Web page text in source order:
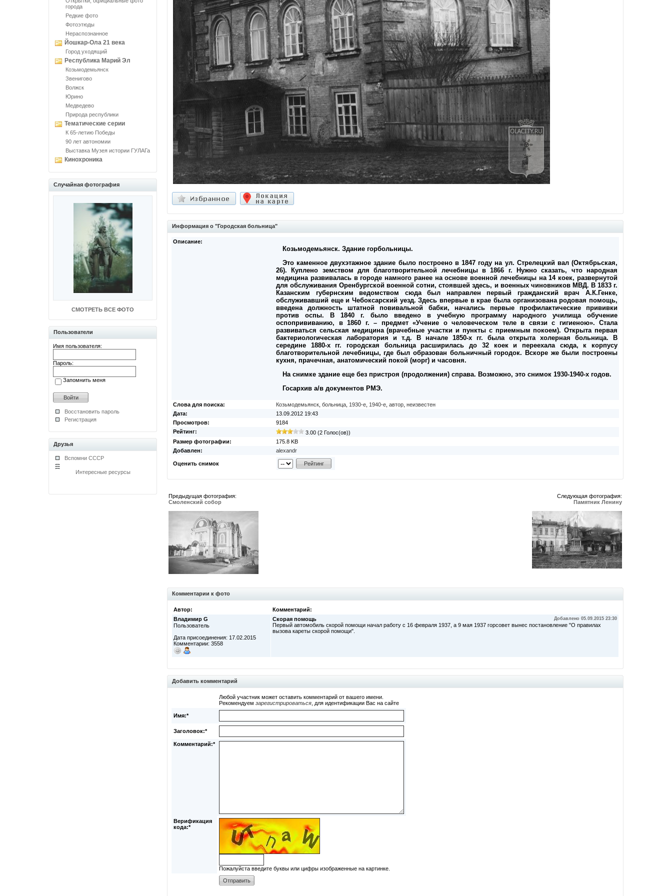
города
Редкие фото
Фотоэтюды
Нераспознанное
Йошкар-Ола 21 века
Город уходящий
Республика Марий Эл
Козьмодемьянск
Звенигово
Волжск
Юрино
Медведево
Природа республики
Тематические серии
К 65-летию Победы
90 лет автономии
Выставка Музея истории ГУЛАГа
Кинохроника
Случайная фотография
СМОТРЕТЬ ВСЕ ФОТО
Пользователи
Имя пользователя:
Пароль:
Запомнить меня
Восстановить пароль
Регистрация
Друзья
Вспомни СССР
Интересные ресурсы
Информация о "Городская больница"
Описание:
Козьмодемьянск. Здание горбольницы.
Это каменное двухэтажное здание было построено в 1847 году на ул. Стрелецкий вал (Октябрьская,
26). Куплено земством для благотворительной лечебницы в 1866 г. Нужно сказать, что народная
медицина развивалась в городе намного ранее на основе военной лечебницы на 14 коек, развернутой
для обслуживания Оренбургской военной сотни, стоявшей здесь, и военных чиновников МВД. В 1833 г.
Казанским губернским ведомством сюда был направлен первый гражданский врач А.К.Генке,
обслуживавший еще и Чебоксарский уезд. Здесь впервые в крае была организована родовая помощь,
введена должность штатной повивальной бабки, начались первые профилактические прививки
против оспы. В 1840 г. было введено в учебную программу народного училища обучение
оспопрививанию, в 1860 г. – предмет «Учение о человеческом теле в связи с гигиеною». Стала
развиваться сельская медицина (врачебные участки и пункты с приемным покоем). Открыта первая
бактериологическая лаборатория и т.д. В начале 1850-х гг. была открыта холерная больница. В
середине 1880-х гг. городская больница расширилась до 32 коек и переехала сюда, к корпусу
благотворительной лечебницы, где был образован больничный городок. Вскоре же были построены
кухня, прачечная, анатомический покой (морг) и часовня.
На снимке здание еще без пристроя (продолжения) справа. Возможно, это снимок 1930-1940-х годов.
Госархив а/в документов РМЭ.
Слова для поиска: Козьмодемьянск больница 1930-е 1940-е автор неизвестен
Дата:
13.09.2012 19:43
Просмотров:
9184
Рейтинг:
3.00 (2 Голос(ов))
Размер фотографии:
175.8 KB
Добавлен:
alexandr
Оценить снимок
Предыдущая фотография:
Смоленский собор
Следующая фотография:
Памятник Ленину
Комментарии к фото
Автор:
Комментарий:
Владимир G
Пользователь
Дата присоединения: 17.02.2015
Комментарии: 3558
Скорая помощь Добавлено 05.09.2015 23:30
Первый автомобиль скорой помощи начал работу с 16 февраля 1937, а 9 мая 1937 горсовет вынес постановление "О правилах
вызова кареты скорой помощи".
Добавить комментарий
Любой участник может оставить комментарий от вашего имени.
Рекомендуем зарегистрироваться , для идентификации Вас на сайте
Имя:*
Заголовок:*
Комментарий:*
Верификация
кода:*
Пожалуйста введите буквы или цифры изображенные на картинке.